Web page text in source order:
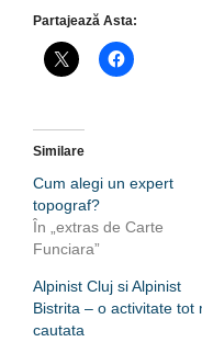
Partajează Asta:
Similare
Cum alegi un expert
topograf?
În „extras de Carte
Funciara”
Alpinist Cluj si Alpinist
Bistrita – o activitate tot
cautata